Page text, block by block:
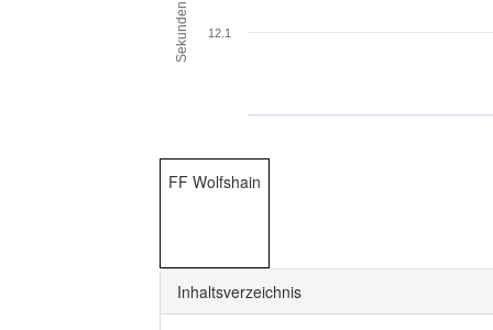
Sekunden 12.1
FF Wolfshain
Inhaltsverzeichnis